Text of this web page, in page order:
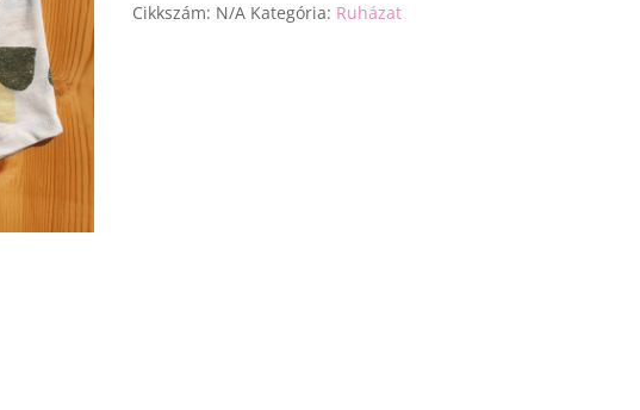
Cikkszám: N/A Kategória: Ruházat